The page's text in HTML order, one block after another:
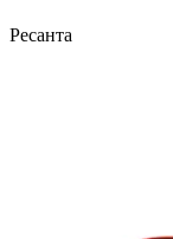
Ресанта